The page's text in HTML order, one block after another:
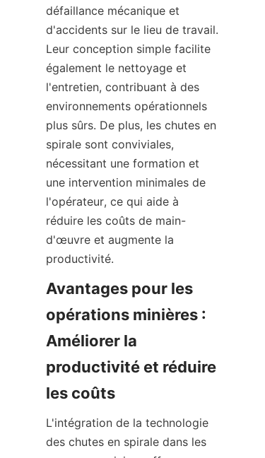
défaillance mécanique et
d'accidents sur le lieu de travail.
Leur conception simple facilite
également le nettoyage et
l'entretien, contribuant à des
environnements opérationnels
plus sûrs. De plus, les chutes en
spirale sont conviviales,
nécessitant une formation et
une intervention minimales de
l'opérateur, ce qui aide à
réduire les coûts de main-
d'œuvre et augmente la
productivité.
Avantages pour les
opérations minières :
Améliorer la
productivité et réduire
les coûts
L'intégration de la technologie
des chutes en spirale dans les